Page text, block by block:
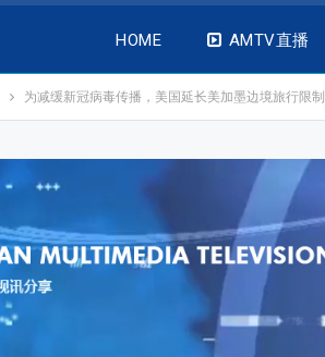
HOME AMTV直播
为减缓新冠病毒传播，美国延长美加墨边境旅行限制